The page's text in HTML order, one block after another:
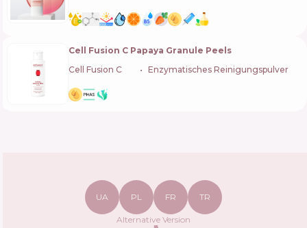
Cell Fusion C Papaya Granule Peels
Cell Fusion C
Enzymatisches Reinigungspulver
UA PL FR TR
Alternative Version